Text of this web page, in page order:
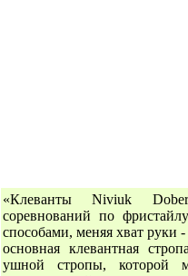
«Клеванты Niviuk
соревнований по
способами, меняя хват руки
основная клевантная
ушной стропы, которой